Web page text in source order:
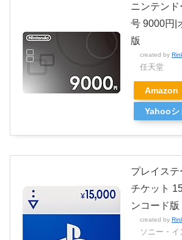
ニンテン
号 9000円|
版
created by
任天堂
Amazon
Yahooシ
プレイス
チケット
ンコード版
created by
ソニー・